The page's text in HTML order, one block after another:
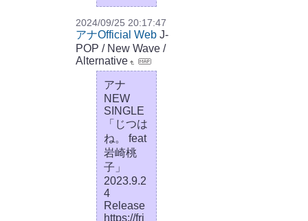
2024/09/25 20:17:47
アナOfficial Web J-
POP / New Wave /
Alternative
アナ
NEW
SINGLE
「じつは
ね。 feat
岩崎桃
子」
2023.9.2
4
Release
https://fri